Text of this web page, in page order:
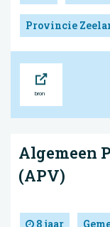
Provincie
Algemeen
(APV)
8 jaar